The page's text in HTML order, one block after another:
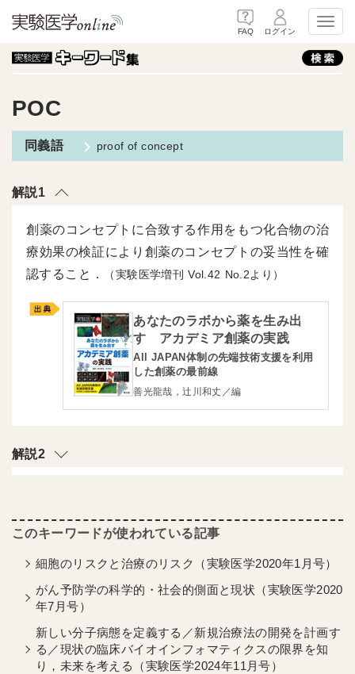
FAQ ログイン
POC
proof of concept
解説1
創薬のコンセプトに合致する作用をもつ化合物の治
療効果の検証により創薬のコンセプトの妥当性を確
認すること．
（実験医学増刊 42 2より）
あなたのラボから薬を生み出
す アカデミア創薬の実践
All JAPAN体制の先端技術支援を利用
した創薬の最前線
善光龍哉，辻川和丈／編
解説2
細胞のリスクと治療のリスク（実験医学2020年1月号）
がん予防学の科学的・社会的側面と現状（実験医学2020
年7月号）
新しい分子病態を定義する／新規治療法の開発を計画す
る／現状の臨床バイオインフォマティクスの限界を知
り，未来を考える（実験医学2024年11月号）